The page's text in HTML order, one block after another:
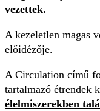
vezettek.
A kezeletlen magas
előidézője.
A Circulation című
tartalmazó étrendek
élelmiszerekben